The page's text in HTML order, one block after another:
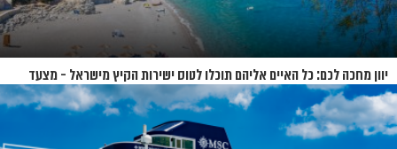
יוון מחכה לכם: כל האיים אליהם תוכלו לטוס ישירות הקיץ מישראל - מצעד
האיים של קיץ 2026